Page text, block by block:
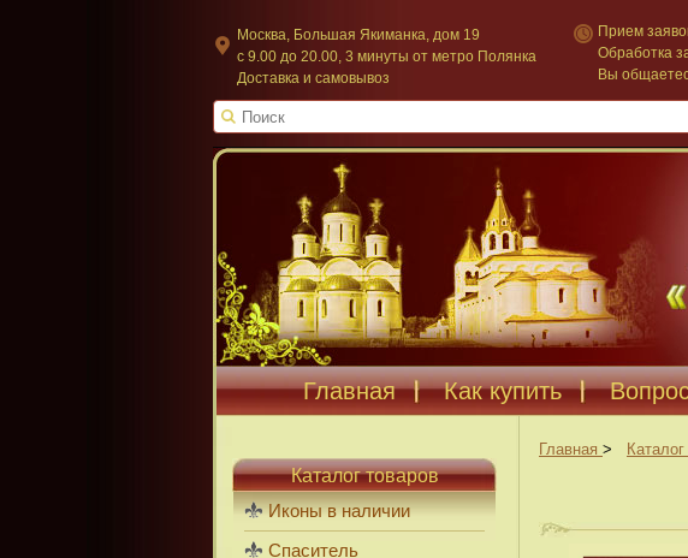
Москва, Большая Якиманка, дом 19
c 9.00 до 20.00, 3 минуты от метро Полянка
Доставка и самовывоз
Прием
Обработка
Вы
Главная Как купить
Главная >
Каталог товаров
Иконы в наличии
Спаситель